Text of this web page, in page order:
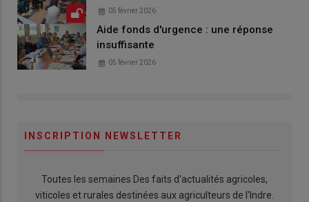
05 février 2026
Aide fonds d'urgence : une réponse
insuffisante
05 février 2026
INSCRIPTION NEWSLETTER
Toutes les semaines Des faits d'actualités agricoles,
viticoles et rurales destinées aux agriculteurs de l'Indre.